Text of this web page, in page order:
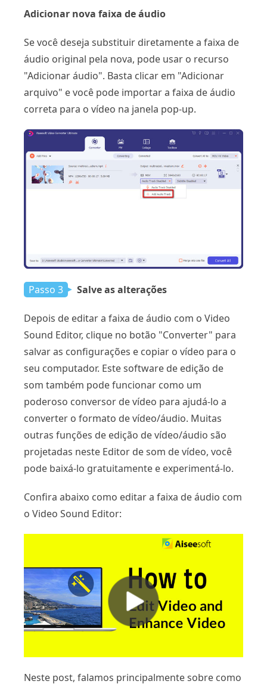
Adicionar nova faixa de áudio
Se você deseja substituir diretamente a faixa de
áudio original pela nova, pode usar o recurso
"Adicionar áudio". Basta clicar em "Adicionar
arquivo" e você pode importar a faixa de áudio
correta para o vídeo na janela pop-up.
Passo 3 Salve as alterações
Depois de editar a faixa de áudio com o Video
Sound Editor, clique no botão "Converter" para
salvar as configurações e copiar o vídeo para o
seu computador. Este software de edição de
som também pode funcionar como um
poderoso conversor de vídeo para ajudá-lo a
converter o formato de vídeo/áudio. Muitas
outras funções de edição de vídeo/áudio são
projetadas neste Editor de som de vídeo, você
pode baixá-lo gratuitamente e experimentá-lo.
Confira abaixo como editar a faixa de áudio com
o Video Sound Editor:
Neste post, falamos principalmente sobre como